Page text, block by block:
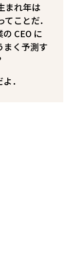
まれ年は
ことだ．
CEO に
まく予測す
．